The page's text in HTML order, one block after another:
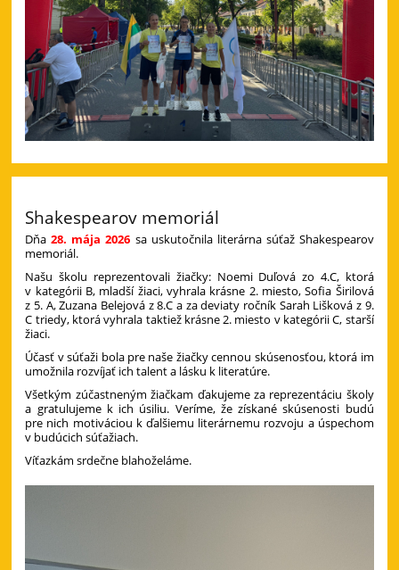
Shakespearov memoriál
Dňa28. mája 2026 sa uskutočnila literárna súťaž Shakespearov
memoriál.
Našu školu reprezentovali žiačky: Noemi Duľová zo 4.C, ktorá
v kategórii B, mladší žiaci, vyhrala krásne 2. miesto, Sofia Širilová
z 5. A, Zuzana Belejová z 8.C a za deviaty ročník Sarah Lišková z 9.
C triedy, ktorá vyhrala taktiež krásne 2. miesto v kategórii C, starší
žiaci.
Účasť v súťaži bola pre naše žiačky cennou skúsenosťou, ktorá im
umožnila rozvíjať ich talent a lásku k literatúre.
Všetkým zúčastneným žiačkam ďakujeme za reprezentáciu školy
a gratulujeme k ich úsiliu. Veríme, že získané skúsenosti budú
pre nich motiváciou k ďalšiemu literárnemu rozvoju a úspechom
v budúcich súťažiach.
Víťazkám srdečne blahoželáme.